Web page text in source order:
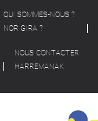
QUI SOMMES-NOUS ?
NOR GIRA ?
NOUS CONTACTER
HARREMANAK